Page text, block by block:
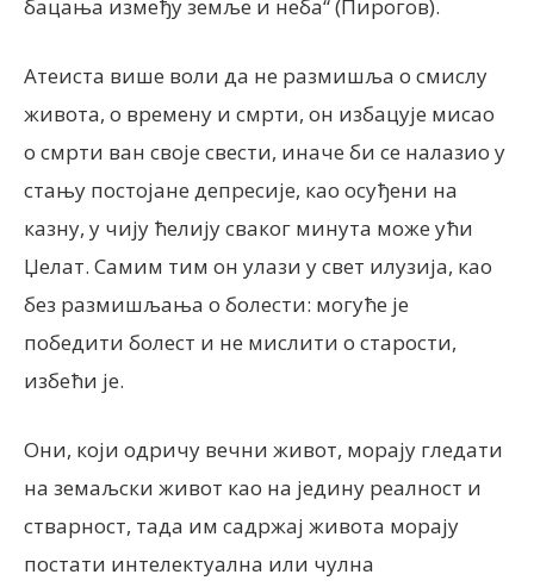
бацања између земље и неба“ (Пирогов).
Атеиста више воли да не размишља о смислу
живота, о времену и смрти, он избацује мисао
о смрти ван своје свести, иначе би се налазио у
стању постојане депресије, као осуђени на
казну, у чију ћелију сваког минута може ући
Џелат. Самим тим он улази у свет илузија, као
без размишљања о болести: могуће је
победити болест и не мислити о старости,
избећи је.
Они, који одричу вечни живот, морају гледати
на земаљски живот као на једину реалност и
стварност, тада им садржај живота морају
постати интелектуална или чулна